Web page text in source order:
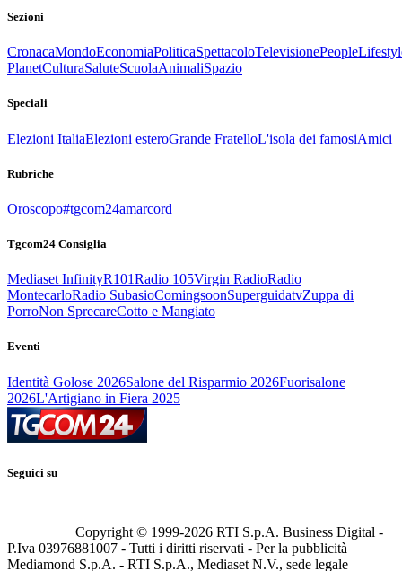
Sezioni
CronacaMondoEconomiaPoliticaSpettacoloTelevisionePeople
PlanetCulturaSaluteScuolaAnimaliSpazio
Speciali
Elezioni ItaliaElezioni esteroGrande FratelloL'isola dei famosiAmici
Rubriche
Oroscopo#tgcom24amarcord
Tgcom24 Consiglia
Mediaset InfinityR101Radio 105Virgin RadioRadio
MontecarloRadio SubasioComingsoonSuperguidatvZuppa di
PorroNon SprecareCotto e Mangiato
Eventi
Identità Golose 2026Salone del Risparmio 2026Fuorisalone
2026L'Artigiano in Fiera 2025
Seguici su
Copyright © 1999-2026 RTI S.p.A. Business Digital -
P.Iva 03976881007 - Tutti i diritti riservati - Per la pubblicità
Mediamond S.p.A. - RTI S.p.A., Mediaset N.V., sede legale